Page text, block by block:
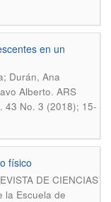
en un
Durán, Ana
Alberto. ARS
43 No. 3 (2018); 15-
físico
DE CIENCIAS
la Escuela de